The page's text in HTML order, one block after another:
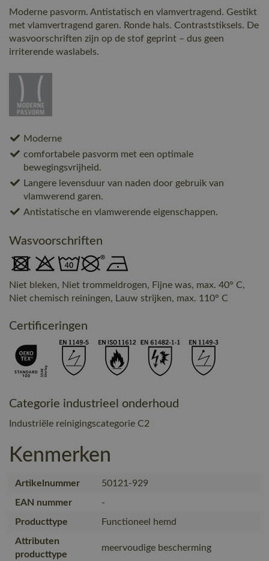
Moderne pasvorm. Antistatisch en vlamvertragend. Gestikt
met vlamvertragend garen. Ronde hals. Contraststiksels. De
wasvoorschriften zijn op de stof geprint – dus geen
irriterende waslabels.
Moderne
comfortabele pasvorm met een optimale
bewegingsvrijheid.
Langere levensduur van naden door gebruik van
vlamwerend garen.
Antistatische en vlamwerende eigenschappen.
Wasvoorschriften
Niet bleken, Niet trommeldrogen, Fijne was, max. 40° C,
Niet chemisch reiningen, Lauw strijken, max. 110° C
Certificeringen
Categorie industrieel onderhoud
Industriële reinigingscategorie C2
Kenmerken
Artikelnummer
50121-929
EAN nummer
-
Producttype
Functioneel hemd
Attributen
producttype
meervoudige bescherming